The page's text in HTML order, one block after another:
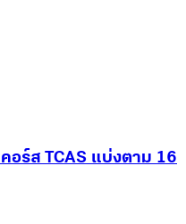
อร์ส TCAS แบ่งตาม 16